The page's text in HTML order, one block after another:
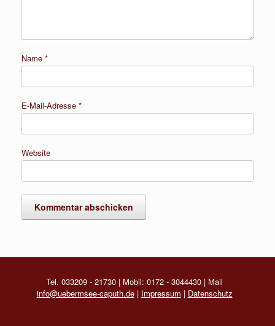
Name *
E-Mail-Adresse *
Website
Tel. 033209 - 21730 | Mobil: 0172 - 3044430 | Mail
info@uebermsee-caputh.de| Impressum | Datenschutz